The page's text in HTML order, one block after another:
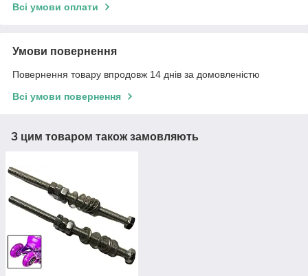
Всі умови оплати
Умови повернення
Повернення товару впродовж 14 днів за домовленістю
Всі умови повернення
З цим товаром також замовляють